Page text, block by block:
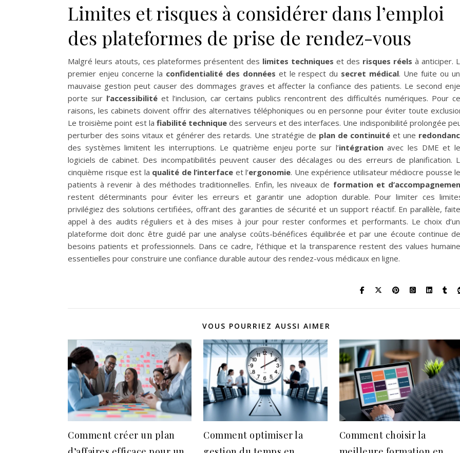
Limites et risques à considérer dans l’emploi
des plateformes de prise de rendez-vous
Malgré leurs atouts, ces plateformes présentent des limites techniques et des risques réels à anticiper.
premier enjeu concerne la confidentialité des données et le respect du secret médical. Une fuite ou
mauvaise gestion peut causer des dommages graves et affecter la confiance des patients. Le second
porte sur l’accessibilité et l’inclusion, car certains publics rencontrent des difficultés numériques. Pour
raisons, les cabinets doivent offrir des alternatives téléphoniques ou en personne pour éviter toute
Le troisième point est la fiabilité technique des serveurs et des interfaces. Une indisponibilité prolongée
perturber des soins vitaux et générer des retards. Une stratégie de plan de continuitéet une
des systèmes limitent les interruptions. Le quatrième enjeu porte sur l’intégrationavec les DME et
logiciels de cabinet. Des incompatibilités peuvent causer des décalages ou des erreurs de planification.
cinquième risque est la qualité de l’interface et l’ergonomie. Une expérience utilisateur médiocre pousse
patients à revenir à des méthodes traditionnelles. Enfin, les niveaux de formation et
restent déterminants pour éviter les erreurs et garantir une adoption durable. Pour limiter ces
privilégiez des solutions certifiées, offrant des garanties de sécurité et un support réactif. En parallèle,
appel à des audits réguliers et à des mises à jour pour rester conformes et performants. Le choix
plateforme doit donc être guidé par une analyse coûts-bénéfices équilibrée et par une écoute continue
besoins patients et professionnels. Dans ce cadre, l’éthique et la transparence restent des values
essentielles pour construire une confiance durable autour des rendez-vous médicaux en ligne.
VOUS POURRIEZ AUSSI AIMER
Comment créer un plan
Comment optimiser la
Comment choisir la